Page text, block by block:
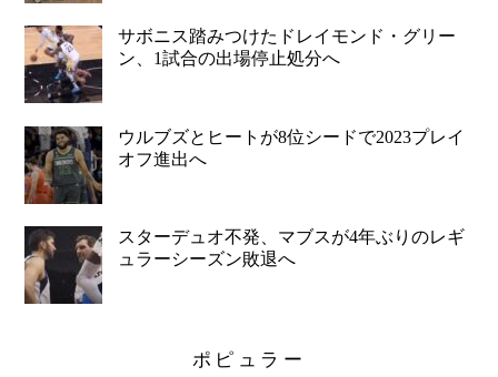
サボニス踏みつけたドレイモンド・グリー
ン、1試合の出場停止処分へ
ウルブズとヒートが8位シードで2023プレイ
オフ進出へ
スターデュオ不発、マブスが4年ぶりのレギ
ュラーシーズン敗退へ
ポピュラー